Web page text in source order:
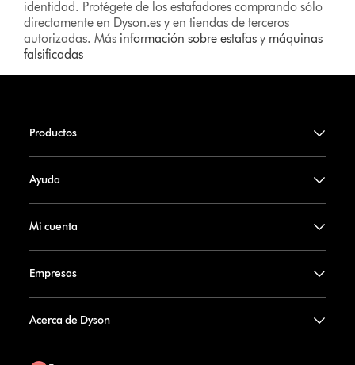
identidad. Protégete de los estafadores comprando sólo
directamente en Dyson.es y en tiendas de terceros
autorizadas. Más información sobre estafas y máquinas
falsificadas
Productos
Ayuda
Mi cuenta
Empresas
Acerca de Dyson